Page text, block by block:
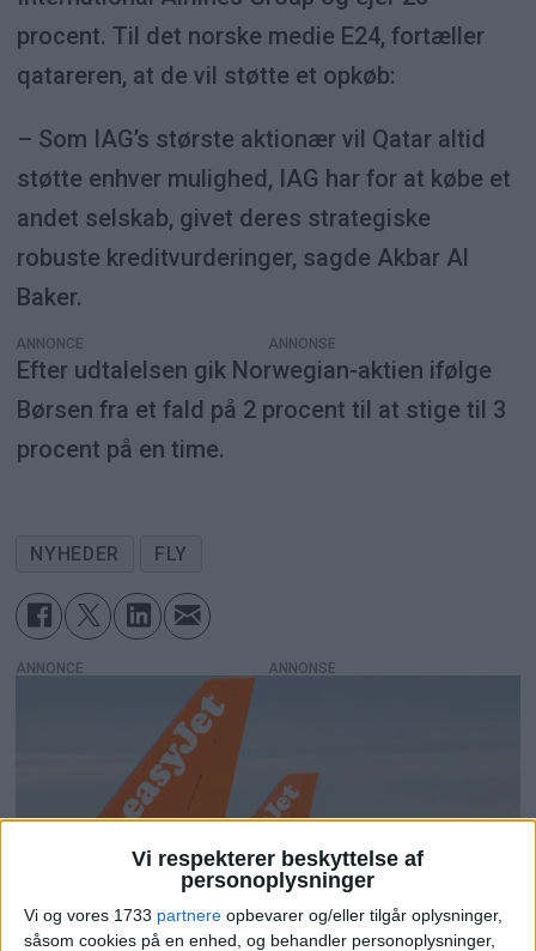
Vi respekterer beskyttelse af
personoplysninger
Vi og vores 1733 partnere opbevarer og/eller tilgår oplysninger,
såsom cookies på en enhed, og behandler personoplysninger,
procent. Til det norske medie E24, fortæller
qatareren, at de vil støtte et opkøb:
– Som IAG’s største aktionær vil Qatar altid
støtte enhver mulighed, IAG har for at købe et
andet selskab, givet deres strategiske
robuste kreditvurderinger, sagde Akbar Al
Baker.
ANNONCE
Efter udtalelsen gik Norwegian-aktien ifølge
Børsen fra et fald på 2 procent til at stige til 3
procent på en time.
NYHEDER FLY
ANNONCE